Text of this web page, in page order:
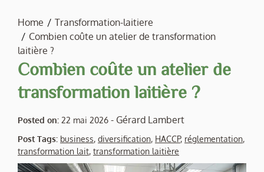
Home
Transformation-laitiere
Combien coûte un atelier de transformation
laitière ?
Combien coûte un atelier de
transformation laitière ?
Posted on: 22 mai 2026 - Gérard Lambert
Post Tags: business, diversification, HACCP, réglementation,
transformation lait, transformation laitière